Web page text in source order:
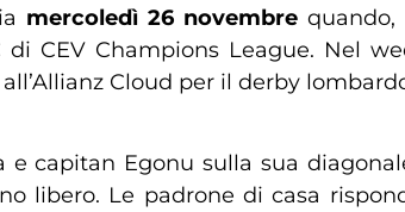
mercoledì 26 novembre
CEV Champions League. Nel
Cloud per il derby
capitan Egonu sulla sua
libero. Le padrone di casa